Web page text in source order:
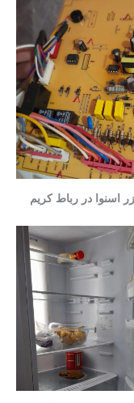
اسنوا در رباط کریم